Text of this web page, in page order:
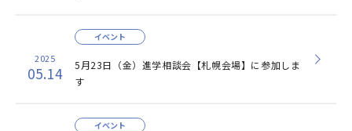
2025
05.14
5月23日（金）進学相談会【札幌会場】に参加しま
す
イベント
イベント